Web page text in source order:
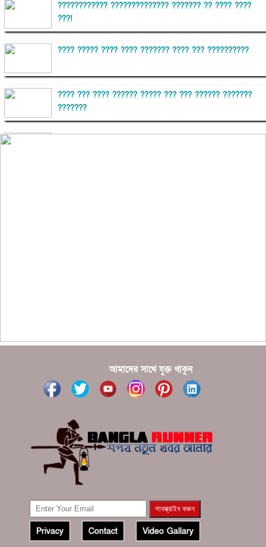
???????????? ?????????????? ??????? ?? ???? ????
???!
???? ????? ???? ???? ??????? ???? ??? ??????????
???? ??? ???? ?????? ????? ??? ??? ?????? ???????
???????
?????? ????? ?????? ???? ???? ?????
আমাদের সাথে যুক্ত থাকুন
Privacy Contact Video Gallary